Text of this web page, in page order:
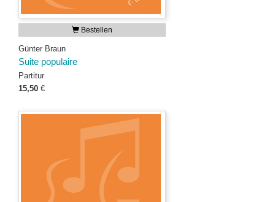
Bestellen
Günter Braun
Suite populaire
Partitur
15,50 €